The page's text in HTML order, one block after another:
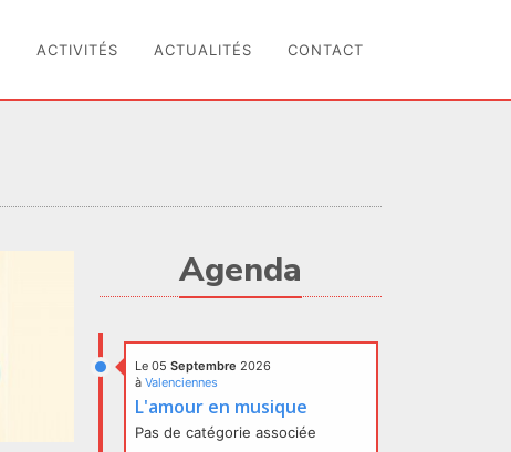
ACTIVITÉS ACTUALITÉS CONTACT
Agenda
Le 05Septembre 2026
àValenciennes
L'amour en musique
Pas de catégorie associée